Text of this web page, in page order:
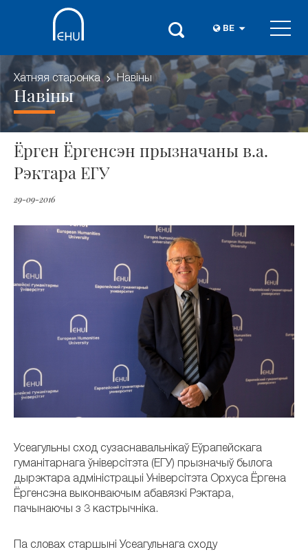
BE
Хатняя старонка Навіны
Навіны
Ёрген Ёргенсэн прызначаны в.а.
Рэктара ЕГУ
29-09-2016
Усеагульны сход сузаснавальнікаў Еўрапейскага
гуманітарнага ўніверсітэта (ЕГУ) прызначыў былога
дырэктара адміністрацыі Універсітэта Орхуса Ёргена
Ёргенсэна выконваючым абавязкі Рэктара,
пачынаючы з 3 кастрычніка.
Па словах старшыні Усеагульнага сходу